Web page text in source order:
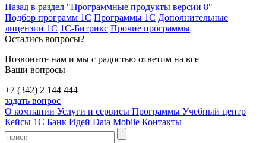
Назад в раздел "Программные продукты версии 8"
Подбор программ 1С Программы 1С Дополнительные
лицензии 1С 1С-Битрикс Прочие программы
Остались вопросы?
Позвоните нам и мы с радостью ответим на все
Ваши вопросы
+7 (342) 2 144 444
задать вопрос
О компании Услуги и сервисы Программы Учебный центр
Кейсы 1С Банк Идей Data Mobile Контакты